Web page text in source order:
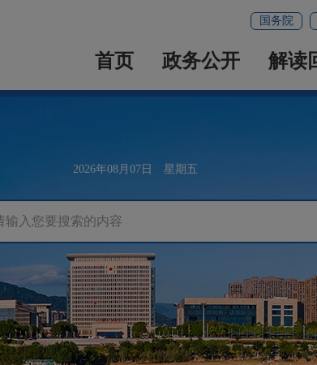
国务院
首页 政务公开 解读
2026年08月07日 星期五